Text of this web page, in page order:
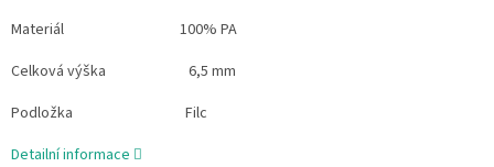
Materiál 100% PA
Celková výška 6,5 mm
Podložka Filc
Detailní informace